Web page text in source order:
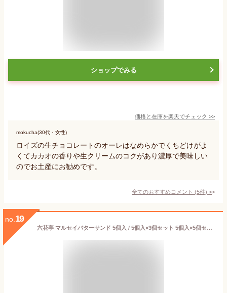
ショップでみる
価格と在庫を楽天でチェック >>
mokucha(30代・女性)
ロイズの生チョコレートのオーレはなめらかでくちどけがよ
くてカカオの香りや生クリームのコクがあり濃厚で美味しい
のでお土産にお勧めです。
全てのおすすめコメント (5件) >
no. 19
六花亭 マルセイバターサンド 5個入 / 5個入×3個セット 5個入×5個セット マルセイ バターサンド レーズンサンド バター ケーキ クッキー 北海道 銘菓 スイーツ お茶請け お菓子 お祝い 人気